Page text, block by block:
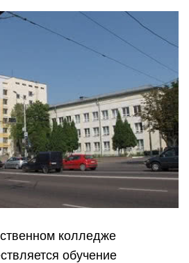
колледже
обучение